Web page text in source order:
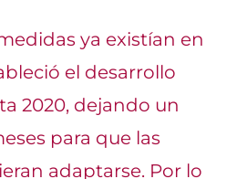
ya existían en
el desarrollo
2020, dejando un
para que las
adaptarse. Por lo